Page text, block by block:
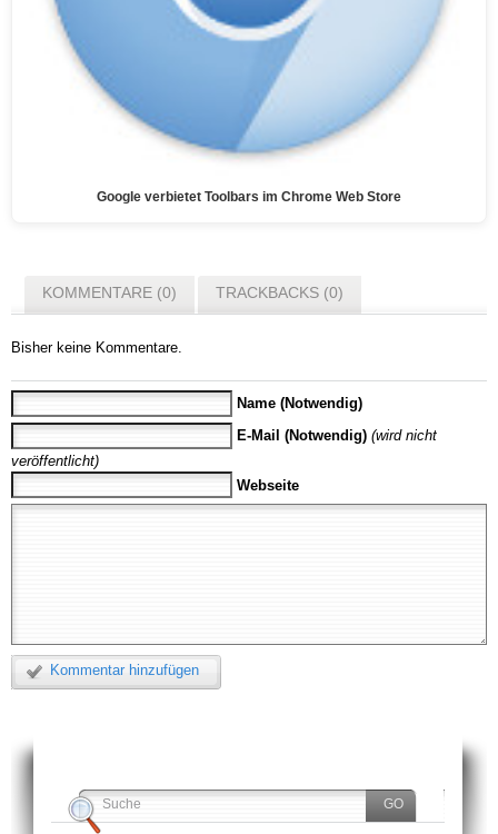
Google verbietet Toolbars im Chrome Web Store
KOMMENTARE (0) TRACKBACKS (0)
Bisher keine Kommentare.
Name (Notwendig)
E-Mail (Notwendig) (wird nicht
veröffentlicht)
Webseite
Kommentar hinzufügen